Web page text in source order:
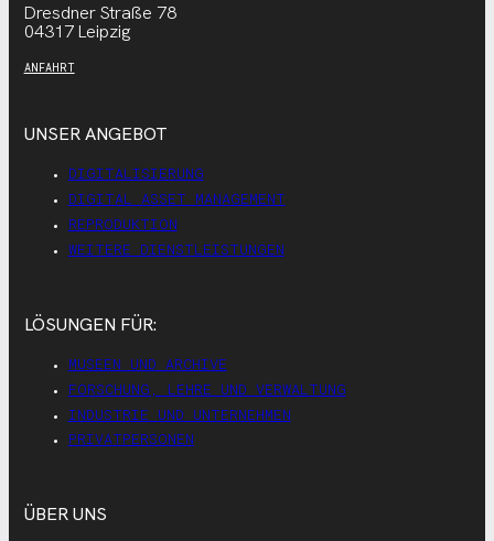
Dresdner Straße 78
04317 Leipzig
ANFAHRT
UNSER ANGEBOT
DIGITALISIERUNG
DIGITAL ASSET MANAGEMENT
REPRODUKTION
WEITERE DIENSTLEISTUNGEN
LÖSUNGEN FÜR:
MUSEEN UND ARCHIVE
FORSCHUNG, LEHRE UND VERWALTUNG
INDUSTRIE UND UNTERNEHMEN
PRIVATPERSONEN
ÜBER UNS